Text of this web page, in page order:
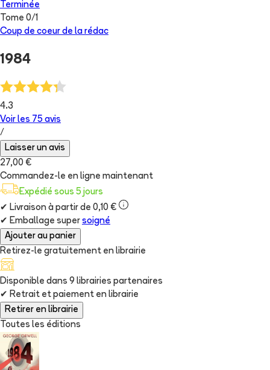
Terminée
Tome 0/1
Coup de coeur de la rédac
1984
4.3
Voir les 75 avis
/
Laisser un avis
27,00 €
Commandez-le en ligne maintenant
Expédié sous 5 jours
✔ Livraison à partir de 0,10 €
✔ Emballage super soigné
Ajouter au panier
Retirez-le gratuitement en librairie
Disponible dans 9 librairies partenaires
✔ Retrait et paiement en librairie
Retirer en librairie
Toutes les éditions